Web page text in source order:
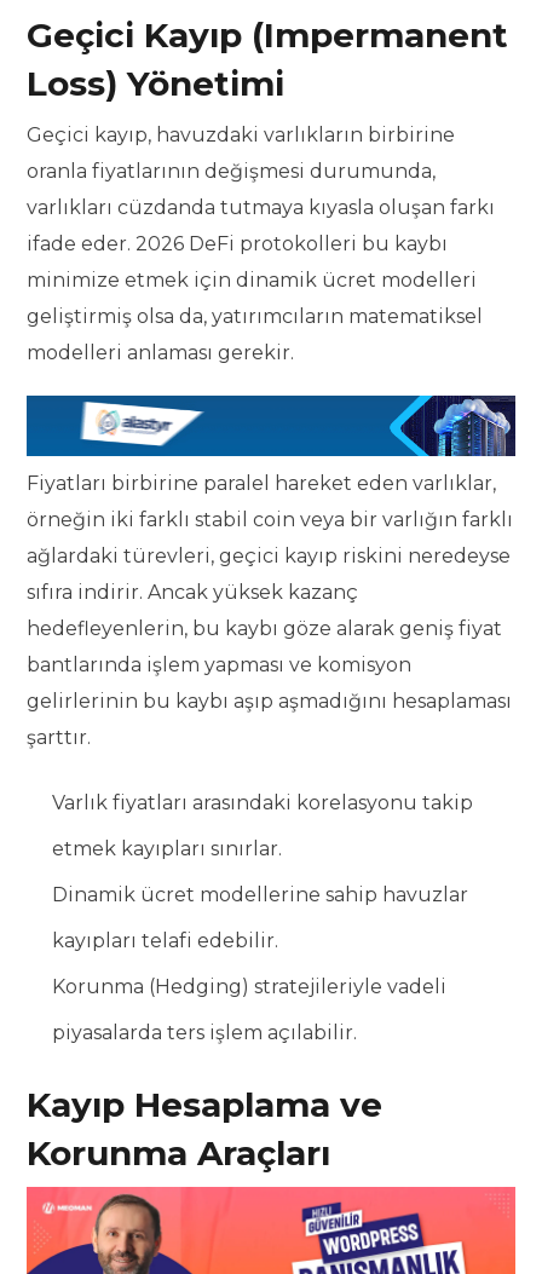
Geçici Kayıp (Impermanent
Loss) Yönetimi
Geçici kayıp, havuzdaki varlıkların birbirine
oranla fiyatlarının değişmesi durumunda,
varlıkları cüzdanda tutmaya kıyasla oluşan farkı
ifade eder. 2026 DeFi protokolleri bu kaybı
minimize etmek için dinamik ücret modelleri
geliştirmiş olsa da, yatırımcıların matematiksel
modelleri anlaması gerekir.
Fiyatları birbirine paralel hareket eden varlıklar,
örneğin iki farklı stabil coin veya bir varlığın farklı
ağlardaki türevleri, geçici kayıp riskini neredeyse
sıfıra indirir. Ancak yüksek kazanç
hedefleyenlerin, bu kaybı göze alarak geniş fiyat
bantlarında işlem yapması ve komisyon
gelirlerinin bu kaybı aşıp aşmadığını hesaplaması
şarttır.
Varlık fiyatları arasındaki korelasyonu takip
etmek kayıpları sınırlar.
Dinamik ücret modellerine sahip havuzlar
kayıpları telafi edebilir.
Korunma (Hedging) stratejileriyle vadeli
piyasalarda ters işlem açılabilir.
Kayıp Hesaplama ve
Korunma Araçları